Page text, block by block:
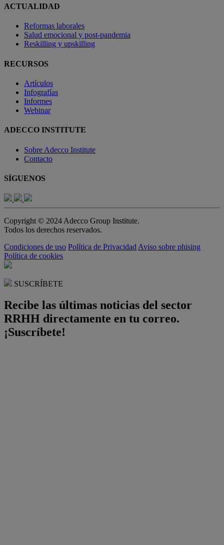
ACTUALIDAD
Reformas laborales
Salud emocional y post-pandemia
Reskilling y upskilling
RECURSOS
Artículos
Infografías
Informes
Webinar
ADECCO INSTITUTE
Sobre Adecco Institute
Contacto
SÍGUENOS
Copyright © 2024 Adecco Group Institute.
Todos los derechos reservados.
Condiciones de uso Política de Privacidad Aviso sobre phising
Política de cookies
SUSCRÍBETE
Recibe las últimas noticias del sector
RRHH directamente en tu correo.
¡Suscríbete!